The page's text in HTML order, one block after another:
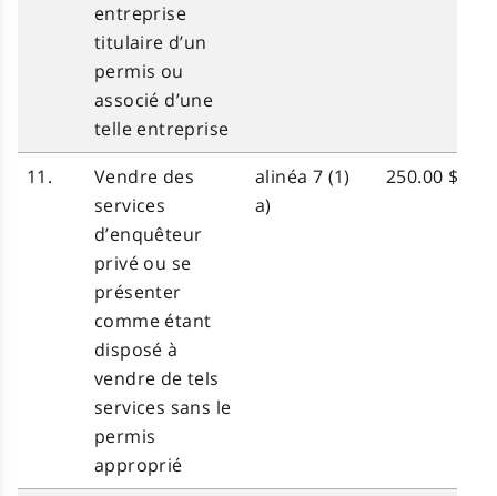
entreprise
titulaire d’un
permis ou
associé d’une
telle entreprise
11.
Vendre des
services
d’enquêteur
privé ou se
présenter
comme étant
disposé à
vendre de tels
services sans le
permis
approprié
alinéa 7 (1)
a)
250.00 $